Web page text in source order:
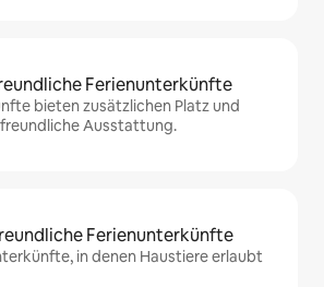
Ferienunterkünfte
bieten zusätzlichen Platz und
Ausstattung.
Ferienunterkünfte
in denen Haustiere erlaubt